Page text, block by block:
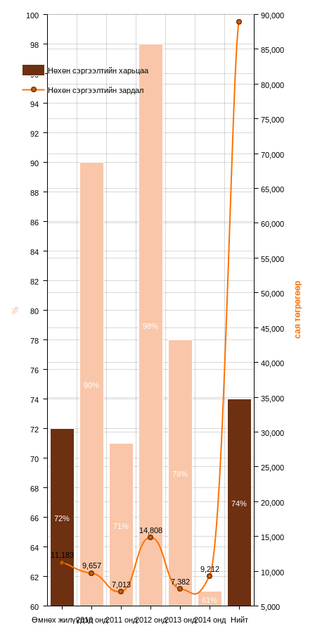
72%
90%
71%
98%
78%
61%
74%
11,183
9,657
7,013
14,808
7,382
9,212
Өмнөх жилүүдэд2010 онд2011 онд2012 онд2013 онд2014 онд Нийт
60
62
64
66
68
70
72
74
76
78
80
82
84
86
88
90
92
94
96
98
100
%
5,000
10,000
15,000
20,000
25,000
30,000
35,000
40,000
45,000
50,000
55,000
60,000
65,000
70,000
75,000
80,000
85,000
90,000
сая төгрөгөөр
Нөхөн сэргээлтийн харьцаа
Нөхөн сэргээлтийн зардал